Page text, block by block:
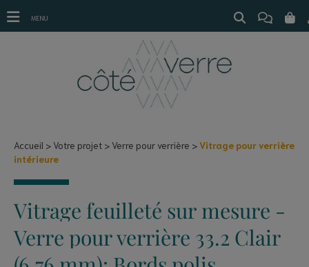
Vitrage pour verrière intérieure
Accueil Votre projet Verre pour verrière
Vitrage pour verrière
intérieure
Vitrage feuilleté sur mesure -
Verre pour verrière 33.2 Clair
MENU